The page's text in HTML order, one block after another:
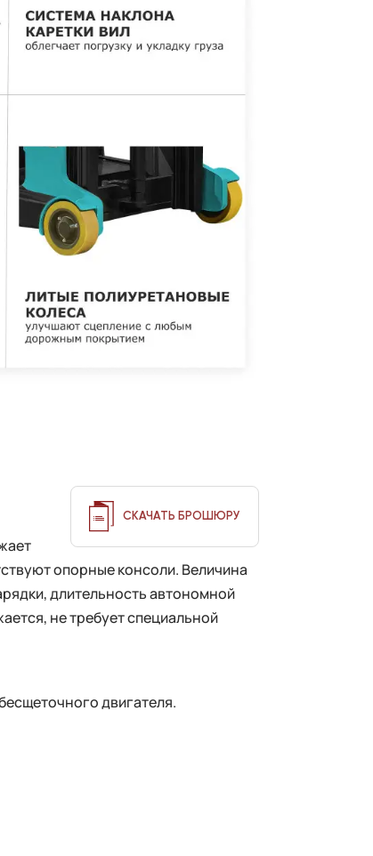
СКАЧАТЬ БРОШЮРУ
опорные консоли. Величина
длительность автономной
не требует специальной
двигателя.